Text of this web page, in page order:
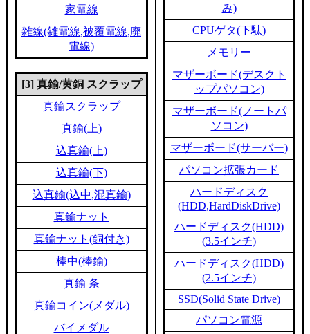
家電線
雑線(雑電線,被覆電線,廃
電線)
[3] 真鍮/黄銅 スクラップ
真鍮スクラップ
真鍮(上)
込真鍮(上)
込真鍮(下)
込真鍮(込中,混真鍮)
真鍮ナット
真鍮ナット(銅付き)
棒中(棒鍮)
真鍮 条
真鍮コイン(メダル)
バイメダル
み)
CPUゲタ(下駄)
メモリー
マザーボード(デスクト
ップパソコン)
マザーボード(ノートパ
ソコン)
マザーボード(サーバー)
パソコン拡張カード
ハードディスク
(HDD,HardDiskDrive)
ハードディスク(HDD)
(3.5インチ)
ハードディスク(HDD)
(2.5インチ)
SSD(Solid State Drive)
パソコン電源